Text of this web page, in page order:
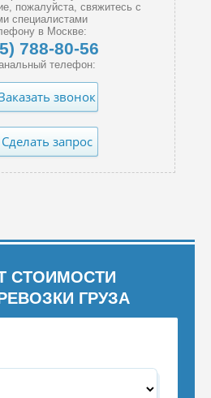
пожалуйста, свяжитесь с
специалистами
в Москве:
788-80-56
телефон:
звонок
Сделать запрос
СТОИМОСТИ
ГРУЗА